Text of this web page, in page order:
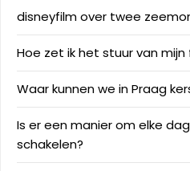
disneyfilm over twee
Hoe zet ik het stuur van
Waar kunnen we in Praag
Is er een manier om elke
schakelen?